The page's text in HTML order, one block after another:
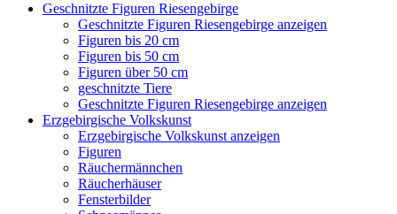
Geschnitzte Figuren Riesengebirge
Geschnitzte Figuren Riesengebirge anzeigen
Figuren bis 20 cm
Figuren bis 50 cm
Figuren über 50 cm
geschnitzte Tiere
Geschnitzte Figuren Riesengebirge anzeigen
Erzgebirgische Volkskunst
Erzgebirgische Volkskunst anzeigen
Figuren
Räuchermännchen
Räucherhäuser
Fensterbilder